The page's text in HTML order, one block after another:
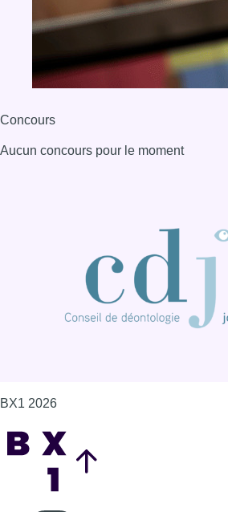
Consulter page Instagram
S'abonner à notre newsletter